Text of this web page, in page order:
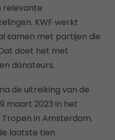
relevante
KWF werkt
samen met partijen die
doet het met
donateurs.
de uitreiking van de
maart 2023 in het
in Amsterdam.
laatste tien